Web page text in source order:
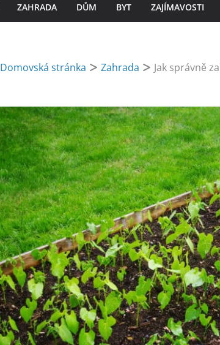
ZAHRADA DŮM BYT ZAJÍMAVOSTI
Domovská stránka Zahrada Jak správně